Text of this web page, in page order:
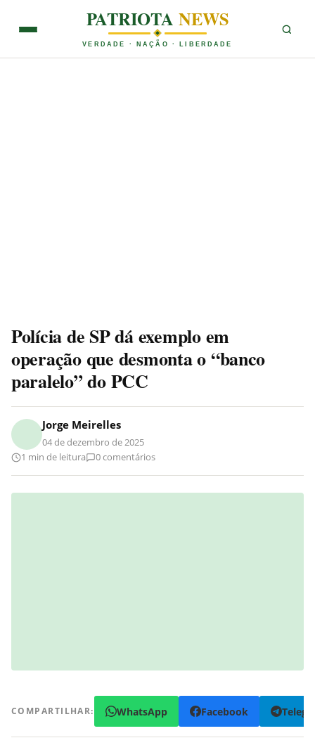
PATRIOTANEWS
VERDADE · NAÇÃO · LIBERDADE
Polícia de SP dá exemplo em
operação que desmonta o “banco
paralelo” do PCC
Jorge Meirelles
04 de dezembro de 2025
1 min de leitura
0 comentários
COMPARTILHAR: WhatsApp Facebook